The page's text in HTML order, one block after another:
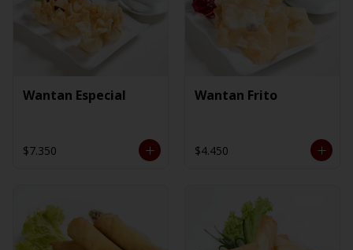
Wantan Especial
$7.350
Wantan Frito
$4.450